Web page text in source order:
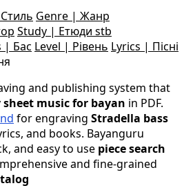
Genre | Жанр
Study | Етюди stb
| Бас Level | Рівень Lyrics | Пісні
and publishing system that
music for bayan in PDF.
for engraving Stradella bass
and books. Bayanguru
and easy to use piece search
and fine-grained